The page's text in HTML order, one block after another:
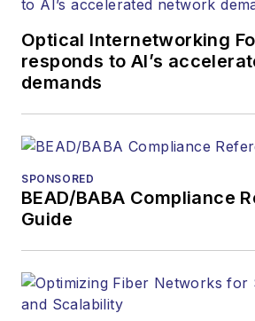
Optical Internetworking
responds to AI’s
demands
SPONSORED
BEAD/BABA Compliance
Guide